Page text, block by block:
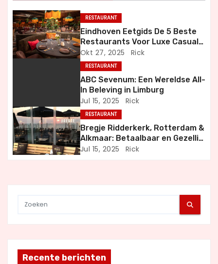
n
a
v
a
t
i
RESTAURANT
Eindhoven Eetgids De 5 Beste
Restaurants Voor Luxe Casual
en Bijzondere Momenten
Okt 27, 2025 Rick
RESTAURANT
ABC Sevenum: Een Wereldse All-
In Beleving in Limburg
Jul 15, 2025 Rick
RESTAURANT
Bregje Ridderkerk, Rotterdam &
Alkmaar: Betaalbaar en Gezellig
Uit Eten
Jul 15, 2025 Rick
Recente berichten